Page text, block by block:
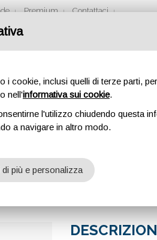
Premium Contattaci
sul Duomo
i cookie, inclusi quelli di terze parti,
nell'informativa sui cookie.
l'utilizzo chiudendo questa
a navigare in altro modo.
più e personalizza